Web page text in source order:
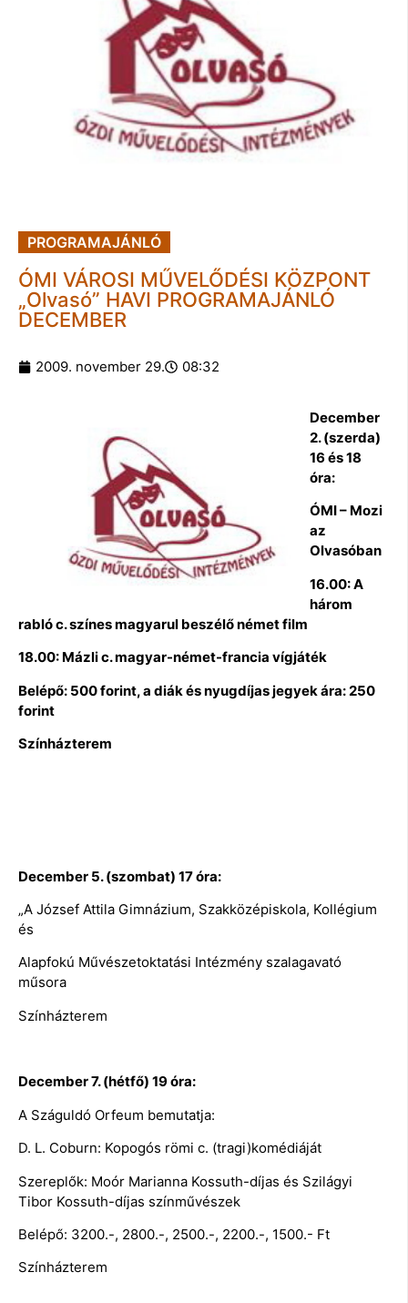
PROGRAMAJÁNLÓ
ÓMI VÁROSI MŰVELŐDÉSI KÖZPONT
„Olvasó” HAVI PROGRAMAJÁNLÓ
DECEMBER
2009. november 29. 08:32
December
2. (szerda)
16 és 18
óra:
ÓMI – Mozi
az
Olvasóban
16.00: A
három
rabló c. színes magyarul beszélő német film
18.00: Mázli c. magyar-német-francia vígjáték
Belépő: 500 forint, a diák és nyugdíjas jegyek ára: 250
forint
Színházterem
December 5. (szombat) 17 óra:
„A József Attila Gimnázium, Szakközépiskola, Kollégium
és
Alapfokú Művészetoktatási Intézmény szalagavató
műsora
Színházterem
December 7. (hétfő) 19 óra:
A Száguldó Orfeum bemutatja:
D. L. Coburn: Kopogós römi c. (tragi)komédiáját
Szereplők: Moór Marianna Kossuth-díjas és Szilágyi
Tibor Kossuth-díjas színművészek
Belépő: 3200.-, 2800.-, 2500.-, 2200.-, 1500.- Ft
Színházterem